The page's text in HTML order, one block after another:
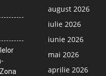
august 2026
iulie 2026
iunie 2026
mai 2026
aprilie 2026